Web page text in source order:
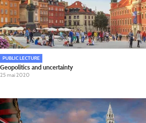
PUBLIC LECTURE
Geopolitics and uncertainty
25 mai 2020